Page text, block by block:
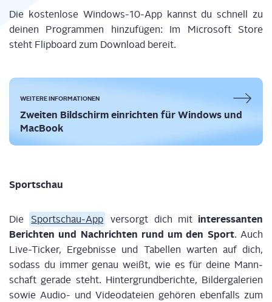
Die kos­ten­lo­se Win­dows-10-App kannst du schnell zu
dei­nen Pro­gram­men hin­zu­fü­gen: Im Micro­soft Store
steht Flip­board zum Down­load bereit.
WEI­TE­RE INFORMATIONEN
Zwei­ten Bild­schirm ein­rich­ten für Win­dows und
MacBook
Sport­schau
Die Sport­schau-App ver­sorgt dich mit inter­es­san­ten
Berich­ten und Nach­rich­ten rund um den Sport. Auch
Live-Ticker, Ergeb­nis­se und Tabel­len war­ten auf dich,
sodass du immer genau weißt, wie es für dei­ne Mann­
schaft gera­de steht. Hin­ter­grund­be­rich­te, Bil­der­ga­le­rien
sowie Audio- und Video­da­tei­en gehö­ren eben­falls zum